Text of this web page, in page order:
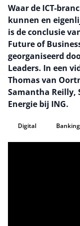
Waar de ICT-
kunnen en
is de conclusie
Future of
georganiseerd
Leaders. In een
Thomas van
Samantha Reilly,
Energie bij ING.
Digital Banking